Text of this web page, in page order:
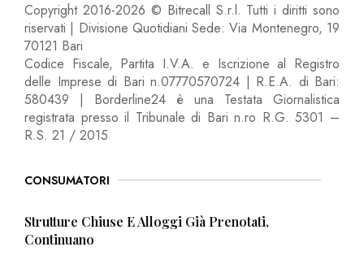
Copyright 2016-2026 © Bitrecall S.r.l. Tutti i diritti sono
riservati | Divisione Quotidiani Sede: Via Montenegro, 19
70121 Bari
Codice Fiscale, Partita I.V.A. e Iscrizione al Registro
delle Imprese di Bari n.07770570724 | R.E.A. di Bari:
580439 | Borderline24 è una Testata Giornalistica
registrata presso il Tribunale di Bari n.ro R.G. 5301 –
R.S. 21 / 2015
CONSUMATORI
Strutture Chiuse E Alloggi Già Prenotati,
Continuano